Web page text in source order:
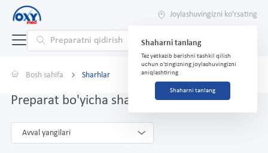
Joylashuvingizni ko'rsating
Shaharni tanlang
Tez yetkazib berishni tashkil qilish
uchun o'zingizning joylashuvingizni
aniqlashtiring
Shaharni tanlang
Bosh sahifa Sharhlar
Preparat bo'yicha sharhlar HEPALUX®
Avval yangilari